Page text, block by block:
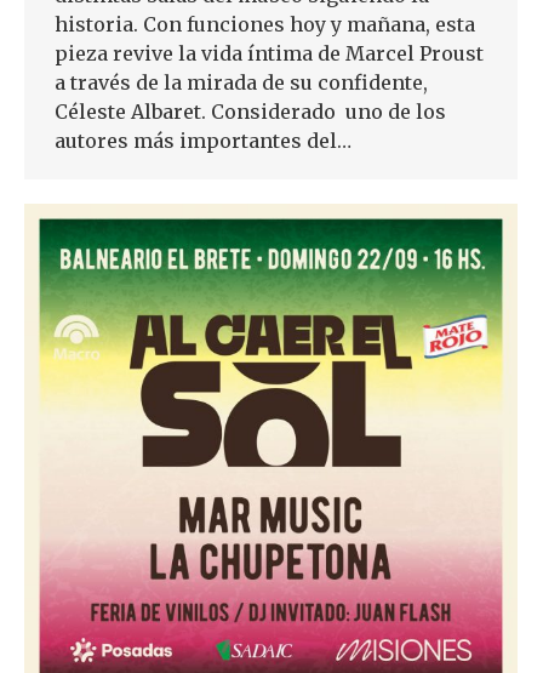
historia. Con funciones hoy y mañana, esta
pieza revive la vida íntima de Marcel Proust
a través de la mirada de su confidente,
Céleste Albaret. Considerado uno de los
autores más importantes del…